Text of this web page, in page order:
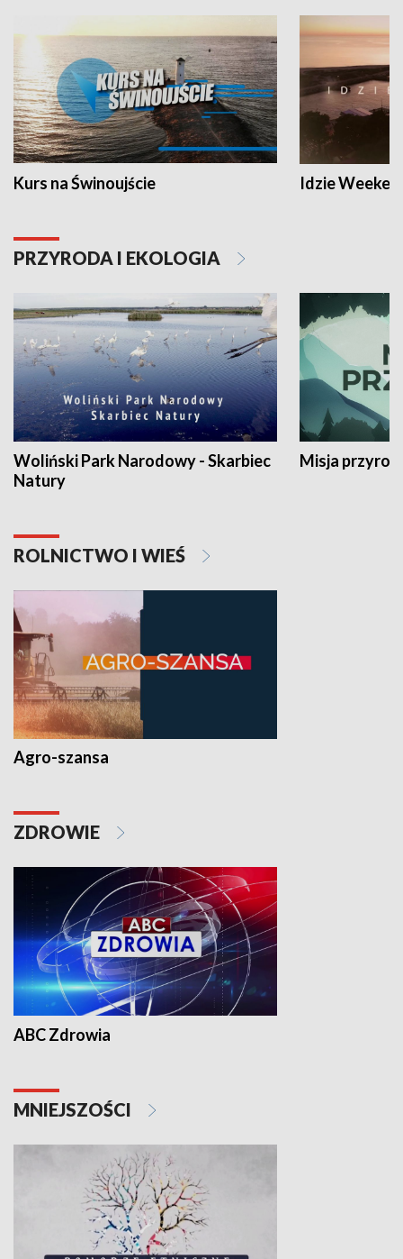
Kurs na Świnoujście Idzie
PRZYRODA I EKOLOGIA
Woliński Park Narodowy - Skarbiec
Natury
Misja
ROLNICTWO I WIEŚ
Agro-szansa
ZDROWIE
ABC Zdrowia
MNIEJSZOŚCI